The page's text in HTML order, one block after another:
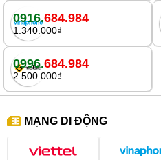
0916.684.984
1.340.000₫
0996.684.984
2.500.000₫
MẠNG DI ĐỘNG